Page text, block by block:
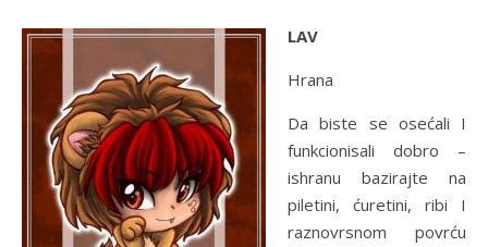
LAV
Hrana
Da biste se osećali I
funkcionisali dobro –
ishranu bazirajte na
piletini, ćuretini, ribi I
raznovrsnom povrću